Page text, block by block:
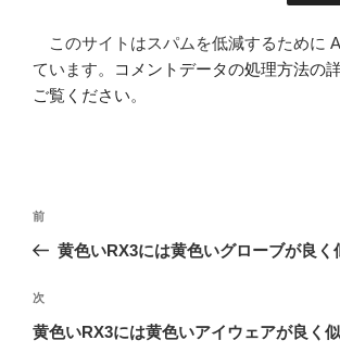
このサイトはスパムを低減するために
ています。
コメントデータの処理方法の
ご覧ください。
投
ビ
ゲ
前
の
稿
前
黄色いRX3には黄色いグローブが良く
次
の
次
黄色いRX3には黄色いアイウェアが良く